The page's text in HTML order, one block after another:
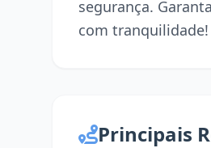
segurança.
com tranquilidade!
Principais